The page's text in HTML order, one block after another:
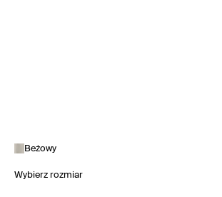
Beżowy
Wybierz rozmiar